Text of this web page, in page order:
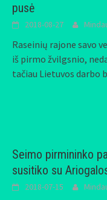
pusė
2018-08-27
Raseinių rajone savo
iš pirmo žvilgsnio,
tačiau Lietuvos darbo
Seimo pirmininko
susitiko su
2018-07-15